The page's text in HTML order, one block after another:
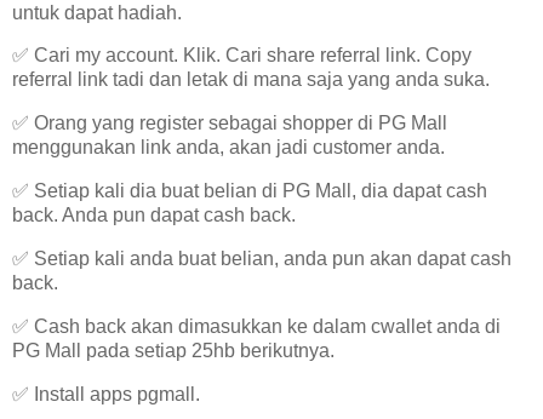
untuk dapat hadiah.
✅ Cari my account. Klik. Cari share referral link. Copy
referral link tadi dan letak di mana saja yang anda suka.
✅ Orang yang register sebagai shopper di PG Mall
menggunakan link anda, akan jadi customer anda.
✅ Setiap kali dia buat belian di PG Mall, dia dapat cash
back. Anda pun dapat cash back.
✅ Setiap kali anda buat belian, anda pun akan dapat cash
back.
✅ Cash back akan dimasukkan ke dalam cwallet anda di
PG Mall pada setiap 25hb berikutnya.
✅ Install apps pgmall.